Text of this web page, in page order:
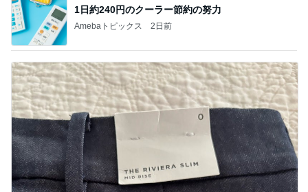
1日約240円のクーラー節約の努力
Amebaトピックス 2日前